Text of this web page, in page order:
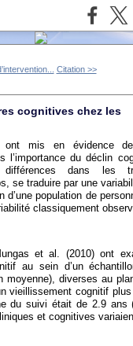
Citation >>
cognitives chez les
ont mis en évidence
l’importance du déclin
dans les
se traduire par une
population de
classiquement
et al. (2010) ont
au sein d’un
moyenne), diverses au
vieillissement cognitif
du suivi était de 2.9 ans
et cognitives